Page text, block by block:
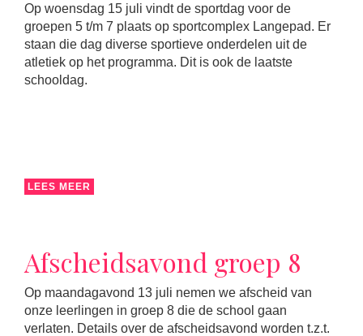
Op woensdag 15 juli vindt de sportdag voor de
groepen 5 t/m 7 plaats op sportcomplex Langepad. Er
staan die dag diverse sportieve onderdelen uit de
atletiek op het programma. Dit is ook de laatste
schooldag.
LEES MEER
Afscheidsavond groep 8
Op maandagavond 13 juli nemen we afscheid van
onze leerlingen in groep 8 die de school gaan
verlaten. Details over de afscheidsavond worden t.z.t.